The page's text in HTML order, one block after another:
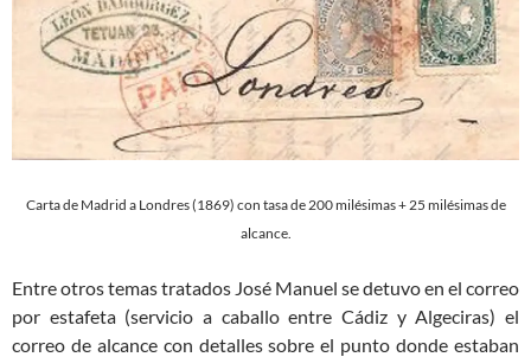
Carta de Madrid a Londres (1869) con tasa de 200 milésimas + 25 milésimas de
alcance.
Entre otros temas tratados José Manuel se detuvo en el correo
por estafeta (servicio a caballo entre Cádiz y Algeciras) el
correo de alcance con detalles sobre el punto donde estaban